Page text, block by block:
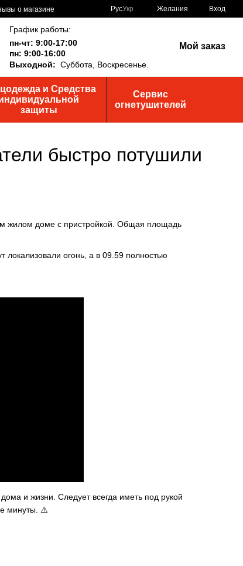
о магазине
РусУкр Желания Вход
График работы:
пн-чт: 9:00-17:00
пн: 9:00-16:00
Выходной: Суббота, Воскресенье.
Мой заказ
и Средства
защиты
Сервис
огнетушителей
быстро потушили
жилом доме с пристройкой. Общая площадь
огонь, а в 09.59 полностью
и жизни. Следует всегда иметь под рукой
минуты. ⚠️